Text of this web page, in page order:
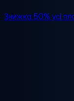
Знижка 50% усі